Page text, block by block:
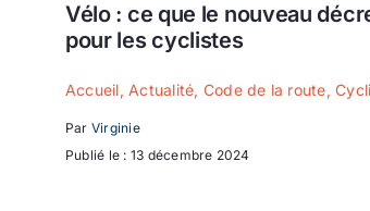
Vélo : ce que le nouveau
pour les cyclistes
Accueil, Actualité, Code de la route,
Par Virginie
Publié le : 13 décembre 2024